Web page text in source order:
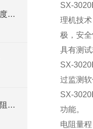
如何判断环路电阻测试仪的精度是否符合要求？
传统接地电阻表与钳形接地电阻仪区别？
SX-
理机技
极，安
具有测
SX-
过监测
SX-
功能。
电阻量